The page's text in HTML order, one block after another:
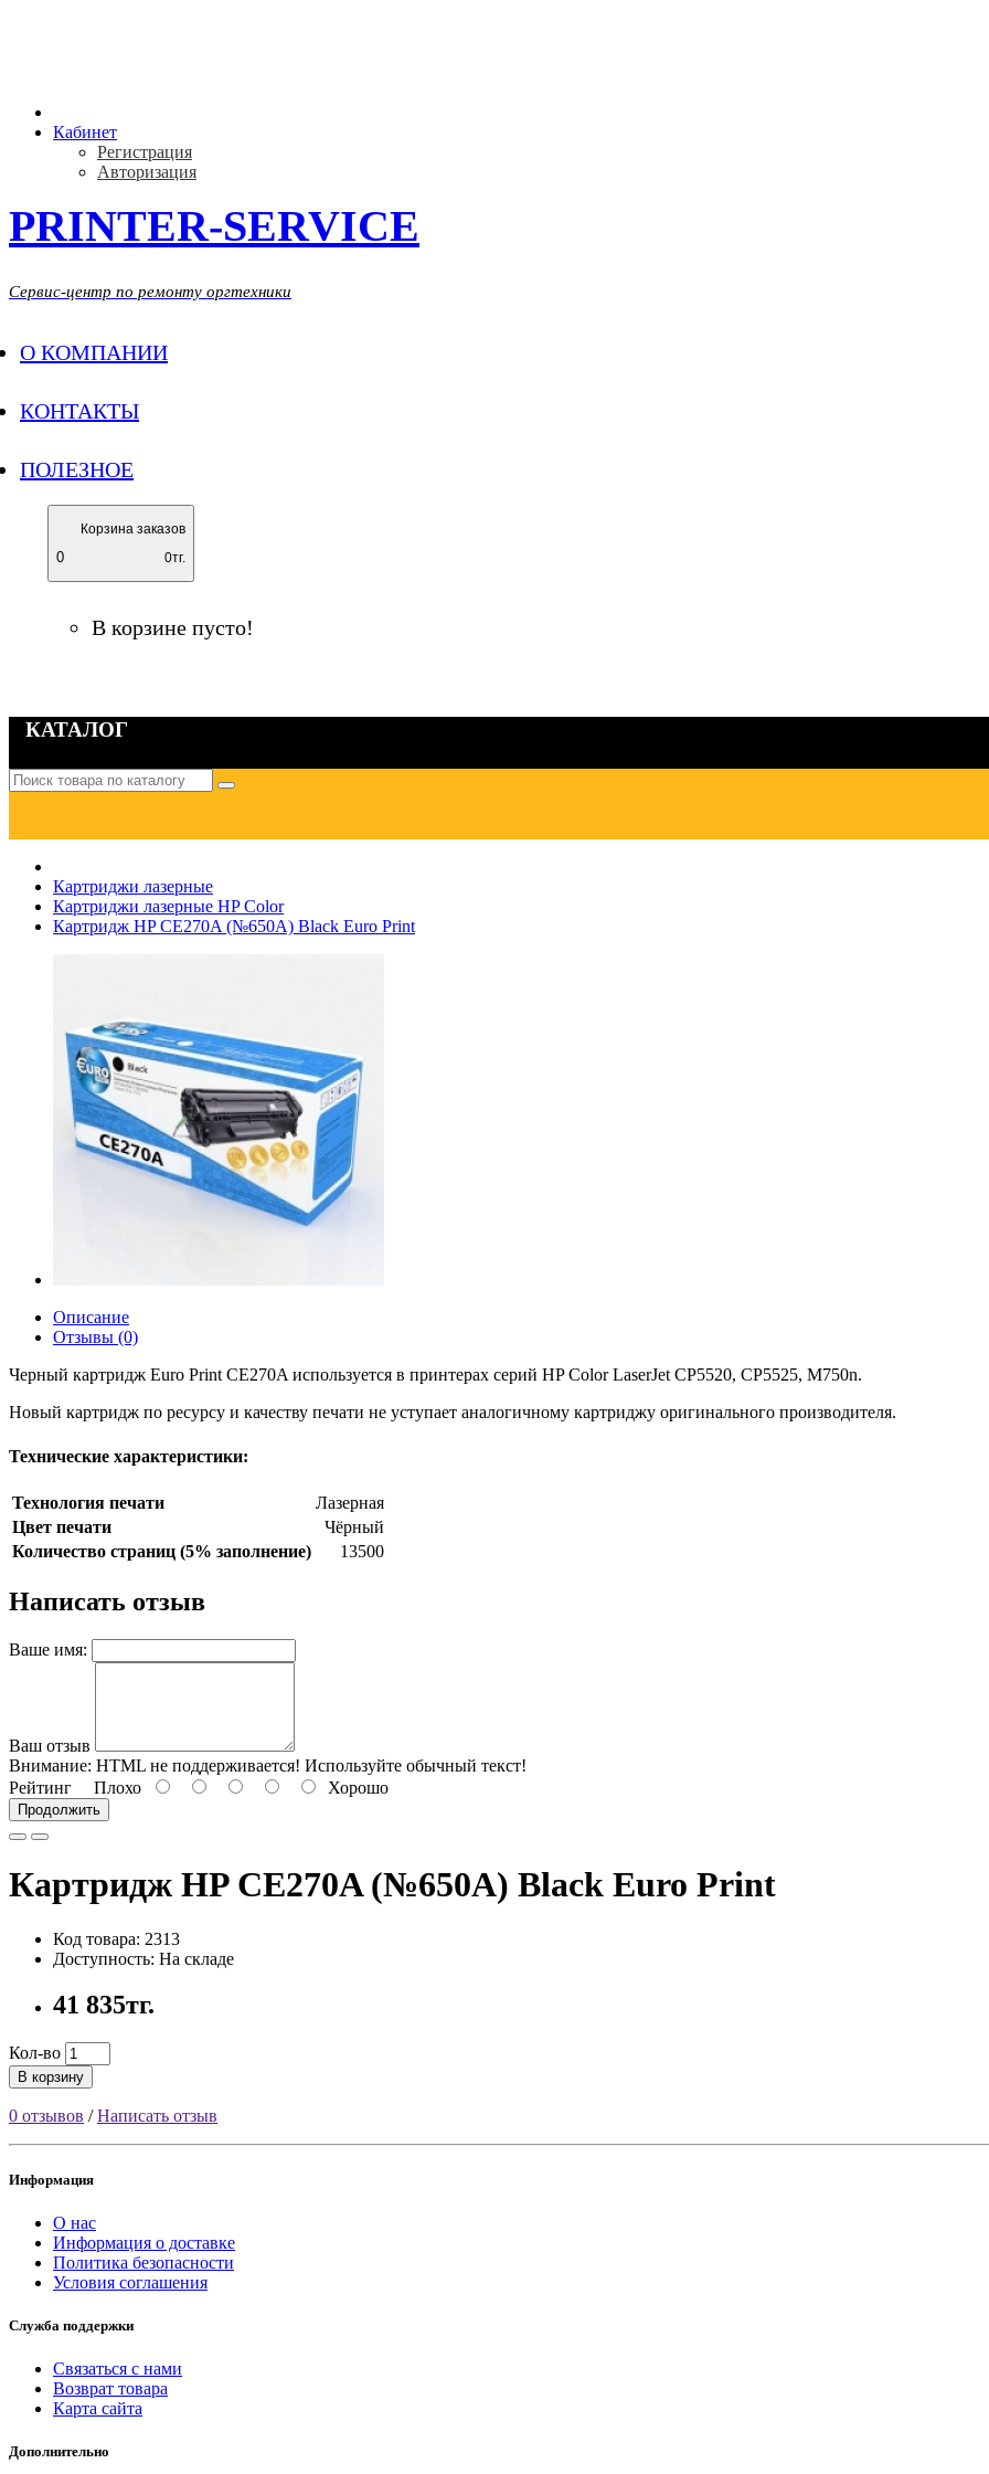
Кабинет
Регистрация
Авторизация
PRINTER-SERVICE
Сервис-центр по ремонту оргтехники
О КОМПАНИИ
КОНТАКТЫ
ПОЛЕЗНОЕ
0
Корзина заказов
0тг.
В корзине пусто!
КАТАЛОГ
Картриджи лазерные
Картриджи лазерные HP Color
Картридж HP CE270A (№650A) Black Euro Print
Описание
Отзывы (0)
Черный картридж Euro Print CE270A используется в принтерах серий HP Color LaserJet CP5520, CP5525, M750n.
Новый картридж по ресурсу и качеству печати не уступает аналогичному картриджу оригинального производителя.
Технические характеристики:
Технология печати
Лазерная
Цвет печати
Чёрный
Количество страниц (5% заполнение)
13500
Написать отзыв
Ваше имя:
Ваш отзыв
Внимание: HTML не поддерживается! Используйте обычный текст!
Рейтинг Плохо Хорошо
Продолжить
Картридж HP CE270A (№650A) Black Euro Print
Код товара: 2313
Доступность: На складе
41 835тг.
Кол-во
В корзину
0 отзывов /Написать отзыв
Информация
О нас
Информация о доставке
Политика безопасности
Условия соглашения
Служба поддержки
Связаться с нами
Возврат товара
Карта сайта
Дополнительно